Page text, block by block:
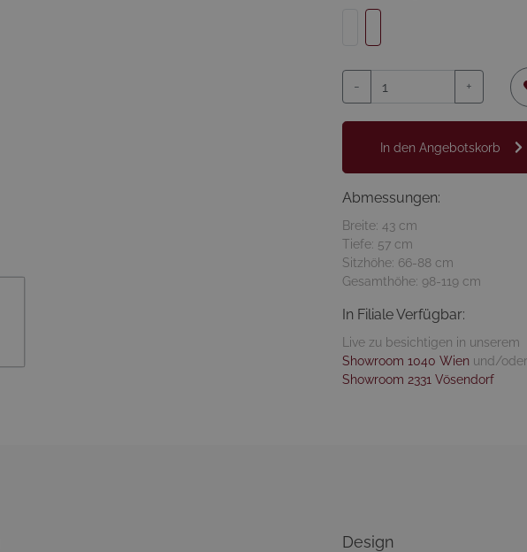
- +
In den Angebotskorb
Abmessungen:
Breite: 43 cm
Tiefe: 57 cm
Sitzhöhe: 66-88 cm
Gesamthöhe: 98-119 cm
In Filiale Verfügbar:
Live zu besichtigen in unserem
Showroom 1040 Wien und/oder
Showroom 2331 Vösendorf
Design